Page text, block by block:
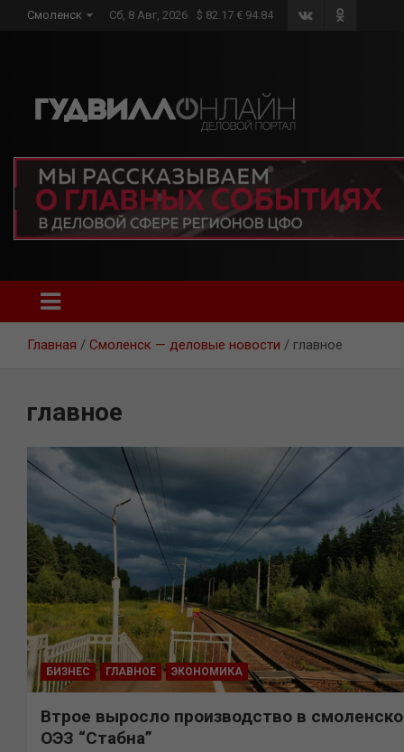
Смоленск Сб, 8 Авг, 2026 $ 82.17 € 94.84
Главная Смоленск — деловые новости главное
главное
БИЗНЕС ГЛАВНОЕ ЭКОНОМИКА
Втрое выросло производство в
ОЭЗ “Стабна”